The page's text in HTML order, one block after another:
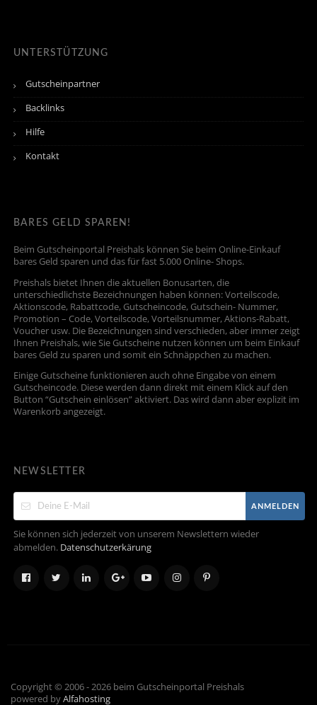
UNTERSTÜTZUNG
Gutscheinpartner
Backlinks
Hilfe
Kontakt
BARES GELD SPAREN!
Beim Gutscheinportal Preishals können Sie beim Online-Einkauf
bares Geld sparen und das für fast 5.000 Online- Shops.
Preishals bietet Ihnen die aktuellen Bonusarten, die
unterschiedlichste Bezeichnungen haben können: Vorteilscode,
Aktionscode, Rabattcode, Gutscheincode, Gutschein- Nummer,
Promotion – Code, Vorteilscode, Vorteilsnummer, Aktions-Rabatt,
Voucher usw. Die Bezeichnungen sind verschieden, aber immer zeigt
Ihnen Preishals, wie Sie Gutscheine nutzen können um beim Einkauf
bares Geld zu sparen und somit ein Schnäppchen zu machen.
Einige Gutscheine funktionieren auch ohne Eingabe von einem
Gutscheincode. Diese werden dann direkt mit einem Klick auf den
Button “Gutschein einlösen” aktiviert. Das wird dann aber explizit im
Warenkorb angezeigt.
NEWSLETTER
ANMELDEN
Sie können sich jederzeit von unserem Newslettern wieder
abmelden. Datenschutzerkärung
Copyright © 2006 - 2026 beim Gutscheinportal Preishals
powered byAlfahosting